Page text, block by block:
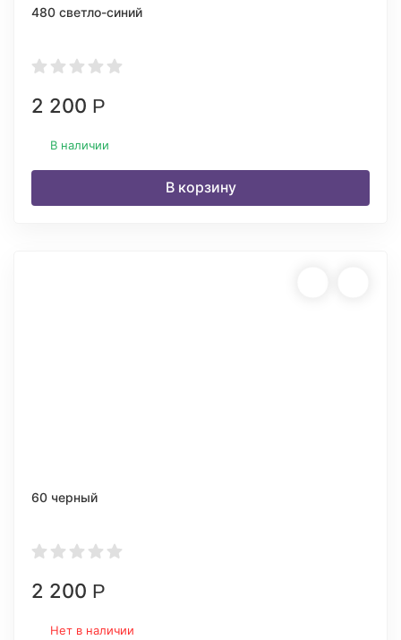
480 светло-синий
2 200 Р
В наличии
В корзину
60 черный
2 200 Р
Нет в наличии